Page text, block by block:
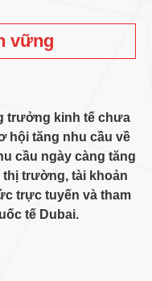
vững
trưởng kinh tế chưa
hội tăng nhu cầu về
cầu ngày càng tăng
thị trường, tài khoản
trực tuyến và tham
tế Dubai.